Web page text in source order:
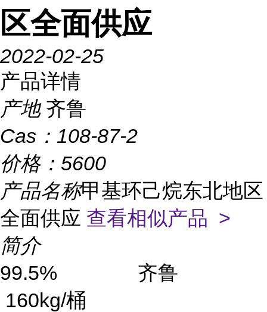
区全面供应
2022-02-25
产品详情
产地 齐鲁
Cas： 108-87-2
价格： 5600
产品名称甲基环己烷东北地区
全面供应 查看相似产品 >
简介
99.5% 齐鲁
160kg/桶